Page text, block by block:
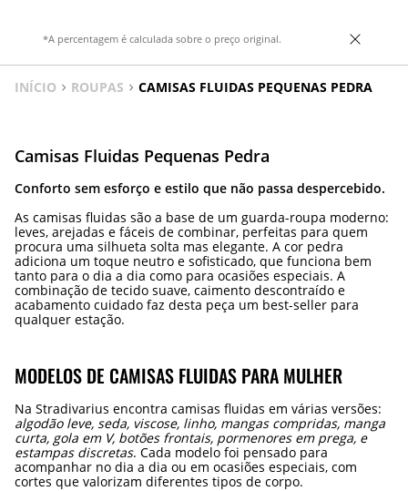
*A percentagem é calculada sobre o preço original.
INÍCIO ROUPAS CAMISAS FLUIDAS PEQUENAS PEDRA
Camisas Fluidas Pequenas Pedra
Conforto sem esforço e estilo que não passa despercebido.
As camisas fluidas são a base de um guarda-roupa moderno:
leves, arejadas e fáceis de combinar, perfeitas para quem
procura uma silhueta solta mas elegante. A cor pedra
adiciona um toque neutro e sofisticado, que funciona bem
tanto para o dia a dia como para ocasiões especiais. A
combinação de tecido suave, caimento descontraído e
acabamento cuidado faz desta peça um best-seller para
qualquer estação.
MODELOS DE CAMISAS FLUIDAS PARA MULHER
Na Stradivarius encontra camisas fluidas em várias versões:
algodão leve, seda, viscose, linho, mangas compridas, manga
curta, gola em V, botões frontais, pormenores em prega, e
estampas discretas. Cada modelo foi pensado para
acompanhar no dia a dia ou em ocasiões especiais, com
cortes que valorizam diferentes tipos de corpo.